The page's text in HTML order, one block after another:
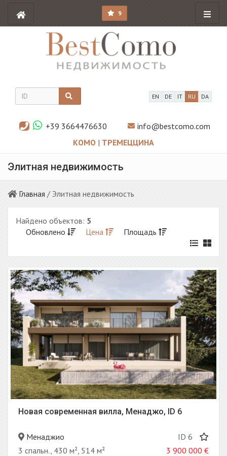
9
EN DE IT RU DA
+39 3664476630
info@bestcomo.com
КОМО | ТРЕМЕЦЦИНА
Элитная недвижимость
Главная / Элитная недвижимость
Найдено объектов: 5
Обновлено
Цена Площадь
Новая современная вилла, Менаджо, ID 6
Менаджио
ID 6
3 спальн., 430 м², 514 м²
3 900 000 €